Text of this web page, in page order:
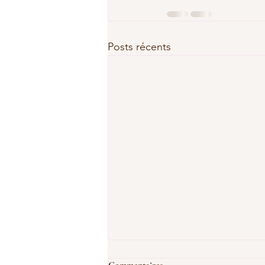
Posts récents
La sophrologie pour